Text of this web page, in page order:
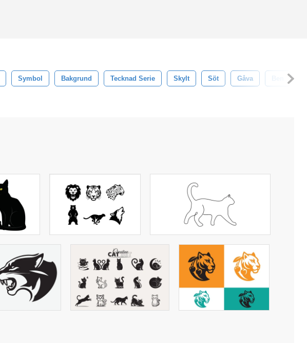
Symbol Bakgrund Tecknad Serie Skylt Söt Gåva